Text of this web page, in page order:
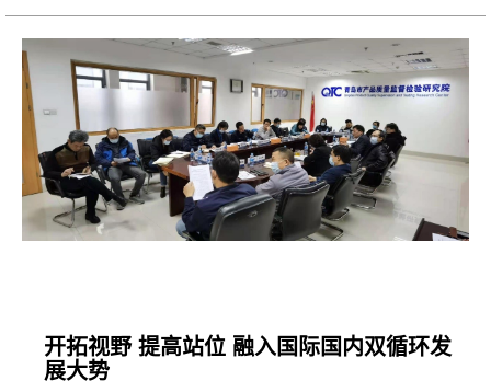
开拓视野 提高站位 融入国际国内双循环发
展大势